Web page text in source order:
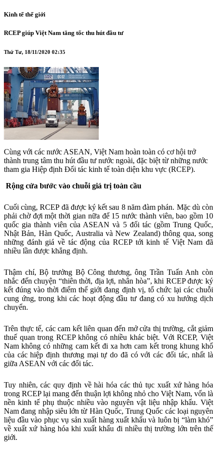
Kinh tế thế giới
RCEP giúp Việt Nam tăng tốc thu hút đầu tư
Thứ Tư, 18/11/2020 02:35
Cùng với các nước ASEAN, Việt Nam hoàn toàn có cơ hội trở
thành trung tâm thu hút đầu tư nước ngoài, đặc biệt từ những nước
tham gia Hiệp định Đối tác kinh tế toàn diện khu vực (RCEP).
Rộng cửa bước vào chuỗi giá trị toàn cầu
Cuối cùng, RCEP đã được ký kết sau 8 năm đàm phán. Mặc dù còn
phải chờ đợi một thời gian nữa để 15 nước thành viên, bao gồm 10
quốc gia thành viên của ASEAN và 5 đối tác (gồm Trung Quốc,
Nhật Bản, Hàn Quốc, Australia và New Zealand) thông qua, song
những đánh giá về tác động của RCEP tới kinh tế Việt Nam đã
nhiều lần được khẳng định.
Thậm chí, Bộ trưởng Bộ Công thương, ông Trần Tuấn Anh còn
nhắc đến chuyện “thiên thời, địa lợi, nhân hòa”, khi RCEP được ký
kết đúng vào thời điểm thế giới đang định vị, tổ chức lại các chuỗi
cung ứng, trong khi các hoạt động đầu tư đang có xu hướng dịch
chuyển.
Trên thực tế, các cam kết liên quan đến mở cửa thị trường, cắt giảm
thuế quan trong RCEP không có nhiều khác biệt. Với RCEP, Việt
Nam không có những cam kết đi xa hơn cam kết trong khung khổ
của các hiệp định thương mại tự do đã có với các đối tác, nhất là
giữa ASEAN với các đối tác.
Tuy nhiên, các quy định về hài hóa các thủ tục xuất xứ hàng hóa
trong RCEP lại mang đến thuận lợi không nhỏ cho Việt Nam, vốn là
nền kinh tế phụ thuộc nhiều vào nguyên vật liệu nhập khẩu. Việt
Nam đang nhập siêu lớn từ Hàn Quốc, Trung Quốc các loại nguyên
liệu đầu vào phục vụ sản xuất hàng xuất khẩu và luôn bị “làm khó”
về xuất xứ hàng hóa khi xuất khẩu đi nhiều thị trường lớn trên thế
giới.